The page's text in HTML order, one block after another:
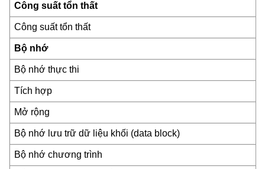
Công suất tổn thất
Công suất tổn thất
Bộ nhớ
Bộ nhớ thực thi
Tích hợp
Mở rộng
Bộ nhớ lưu trữ dữ liệu khối (data block)
Bộ nhớ chương trình